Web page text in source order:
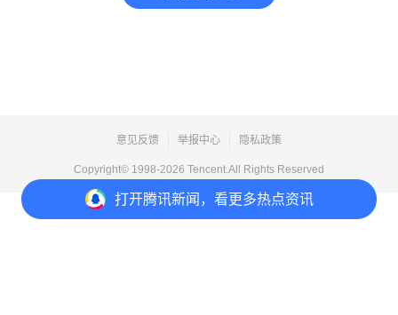
打开腾讯新闻，看更多热点资讯
意见反馈 举报中心 隐私政策
Copyright© 1998-2026 Tencent.All Rights Reserved